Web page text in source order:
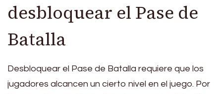
desbloquear el Pase de
Batalla
Desbloquear el Pase de Batalla requiere que los
jugadores alcancen un cierto nivel en el juego. Por